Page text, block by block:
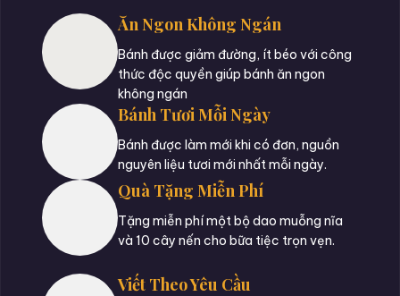
Ăn Ngon Không Ngán
Bánh được giảm đường, ít béo với công
thức độc quyền giúp bánh ăn ngon
không ngán
Bánh Tươi Mỗi Ngày
Bánh được làm mới khi có đơn, nguồn
nguyên liệu tươi mới nhất mỗi ngày.
Quà Tặng Miễn Phí
Tặng miễn phí một bộ dao muỗng nĩa
và 10 cây nến cho bữa tiệc trọn vẹn.
Viết Theo Yêu Cầu